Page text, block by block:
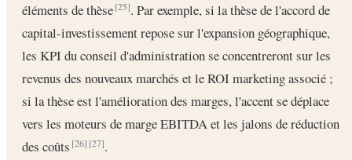
éléments de thèse[25]. Par exemple, si la thèse de l'accord de
capital-investissement repose sur l'expansion géographique,
les KPI du conseil d'administration se concentreront sur les
revenus des nouveaux marchés et le ROI marketing associé ;
si la thèse est l'amélioration des marges, l'accent se déplace
vers les moteurs de marge EBITDA et les jalons de réduction
des coûts[26] [27].